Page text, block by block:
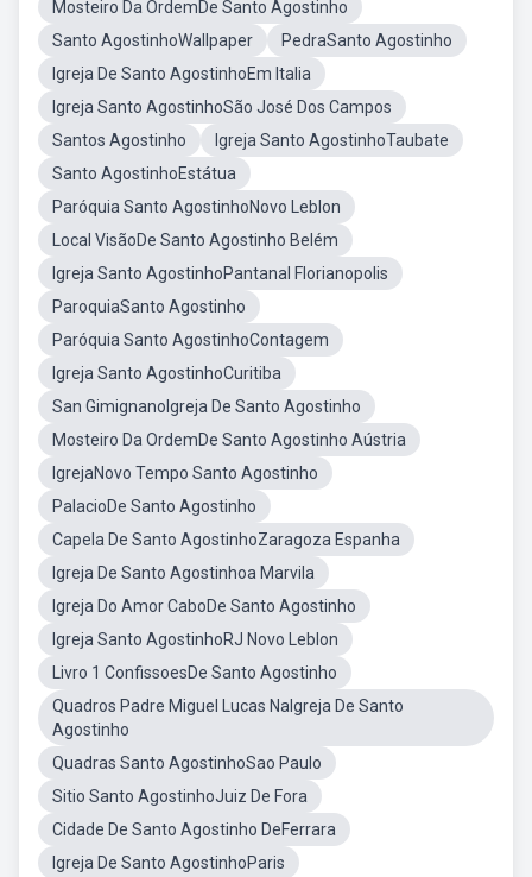
Mosteiro Da OrdemDe Santo Agostinho
Santo AgostinhoWallpaper
PedraSanto Agostinho
Igreja De Santo AgostinhoEm Italia
Igreja Santo AgostinhoSão José Dos Campos
Santos Agostinho
Igreja Santo AgostinhoTaubate
Santo AgostinhoEstátua
Paróquia Santo AgostinhoNovo Leblon
Local VisãoDe Santo Agostinho Belém
Igreja Santo AgostinhoPantanal Florianopolis
ParoquiaSanto Agostinho
Paróquia Santo AgostinhoContagem
Igreja Santo AgostinhoCuritiba
San GimignanoIgreja De Santo Agostinho
Mosteiro Da OrdemDe Santo Agostinho Aústria
IgrejaNovo Tempo Santo Agostinho
PalacioDe Santo Agostinho
Capela De Santo AgostinhoZaragoza Espanha
Igreja De Santo Agostinhoa Marvila
Igreja Do Amor CaboDe Santo Agostinho
Igreja Santo AgostinhoRJ Novo Leblon
Livro 1 ConfissoesDe Santo Agostinho
Quadros Padre Miguel Lucas NaIgreja De Santo
Agostinho
Quadras Santo AgostinhoSao Paulo
Sitio Santo AgostinhoJuiz De Fora
Cidade De Santo Agostinho DeFerrara
Igreja De Santo AgostinhoParis